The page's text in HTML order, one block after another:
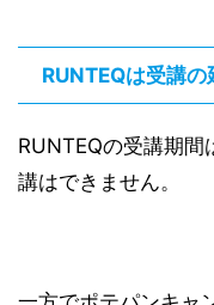
RUNTEQは受講
RUNTEQの受講期
講はできません。